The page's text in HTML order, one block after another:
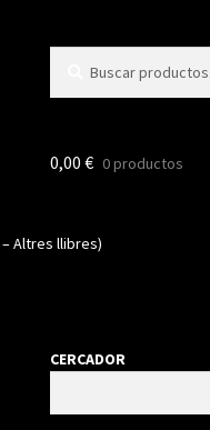
0,00 € 0 productos
– Altres llibres)
CERCADOR